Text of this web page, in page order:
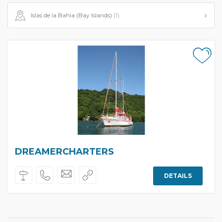
Islas de la Bahia (Bay Islands) (1)
DREAMERCHARTERS
DETAILS